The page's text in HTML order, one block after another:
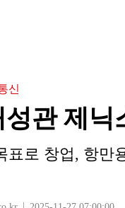
신
관 제
표로 창업, 항만